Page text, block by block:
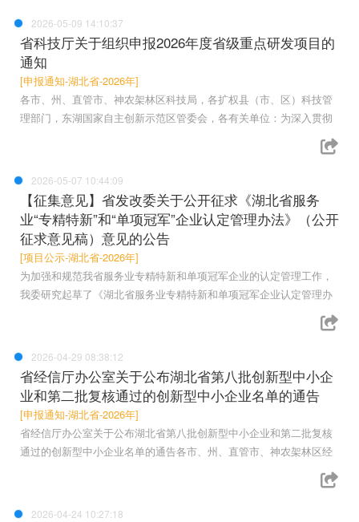
2026-05-09 14:10:37
省科技厅关于组织申报2026年度省级重点研发项目的
通知
[申报通知-湖北省-2026年]
各市、州、直管市、神农架林区科技局，各扩权县（市、区）科技管
理部门，东湖国家自主创新示范区管委会，各有关单位：为深入贯彻
2026-05-07 10:44:09
【征集意见】省发改委关于公开征求《湖北省服务
业“专精特新”和“单项冠军”企业认定管理办法》（公开
征求意见稿）意见的公告
[项目公示-湖北省-2026年]
为加强和规范我省服务业专精特新和单项冠军企业的认定管理工作，
我委研究起草了《湖北省服务业专精特新和单项冠军企业认定管理办
2026-04-29 08:38:12
省经信厅办公室关于公布湖北省第八批创新型中小企
业和第二批复核通过的创新型中小企业名单的通告
[申报通知-湖北省-2026年]
省经信厅办公室关于公布湖北省第八批创新型中小企业和第二批复核
通过的创新型中小企业名单的通告各市、州、直管市、神农架林区经
2026-04-24 10:27:18